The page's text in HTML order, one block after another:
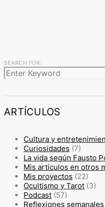
SEARCH FOR:
ARTÍCULOS
Cultura y
Curiosidades (7)
La vida según Fausto
Mis artículos en otros
Mis proyectos (22)
Ocultismo y Tarot (3)
Podcast (57)
Reflexiones semanales